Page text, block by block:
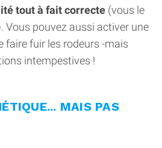
tout à fait correcte (vous le
Vous pouvez aussi activer une
faire fuir les rodeurs -mais
intempestives !
MAIS PAS